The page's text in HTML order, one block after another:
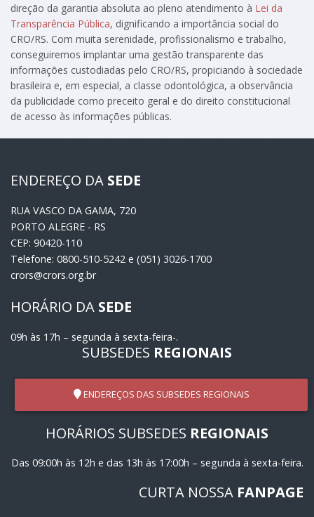
direção da garantia absoluta ao pleno atendimento à Lei da
Transparência Pública, dignificando a importância social do
CRO/RS. Com muita serenidade, profissionalismo e trabalho,
conseguiremos implantar uma gestão transparente das
informações custodiadas pelo CRO/RS, propiciando à sociedade
brasileira e, em especial, a classe odontológica, a observância
da publicidade como preceito geral e do direito constitucional
de acesso às informações públicas.
ENDEREÇO DA SEDE
RUA VASCO DA GAMA, 720
PORTO ALEGRE - RS
CEP: 90420-110
Telefone: 0800-510-5242 e (051) 3026-1700
crors@crors.org.br
HORÁRIO DA SEDE
09h às 17h – segunda à sexta-feira-.
SUBSEDES REGIONAIS
ENDEREÇOS DAS SUBSEDES REGIONAIS
HORÁRIOS SUBSEDES REGIONAIS
Das 09:00h às 12h e das 13h às 17:00h – segunda à sexta-feira.
CURTA NOSSA FANPAGE